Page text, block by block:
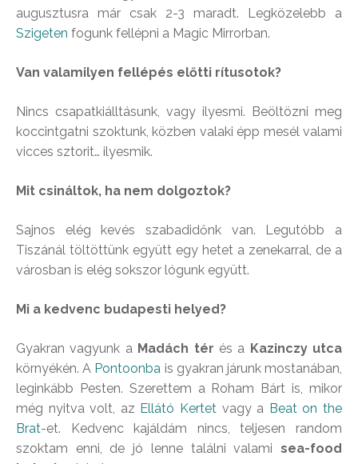
augusztusra már csak 2-3 maradt. Legközelebb a
Szigeten fogunk fellépni a Magic Mirrorban.
Van valamilyen fellépés előtti rítusotok?
Nincs csapatkiálltásunk, vagy ilyesmi. Beöltözni meg
koccintgatni szoktunk, közben valaki épp mesél valami
vicces sztorit… ilyesmik.
Mit csináltok, ha nem dolgoztok?
Sajnos elég kevés szabadidőnk van. Legutóbb a
Tiszánál töltöttünk együtt egy hetet a zenekarral, de a
városban is elég sokszor lógunk együtt.
Mi a kedvenc budapesti helyed?
Gyakran vagyunk a Madách tér és a Kazinczy utca
környékén. A Pontoonba is gyakran járunk mostanában,
leginkább Pesten. Szerettem a Roham Bárt is, mikor
még nyitva volt, az Ellátó Kertet vagy a Beat on the
Brat-et. Kedvenc kajáldám nincs, teljesen random
szoktam enni, de jó lenne találni valami sea-food